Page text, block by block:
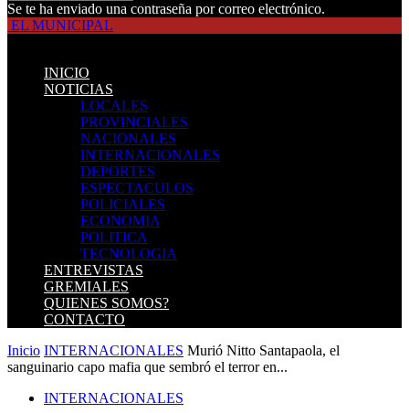
Se te ha enviado una contraseña por correo electrónico.
EL MUNICIPAL
INICIO
NOTICIAS
LOCALES
PROVINCIALES
NACIONALES
INTERNACIONALES
DEPORTES
ESPECTACULOS
POLICIALES
ECONOMIA
POLITICA
TECNOLOGIA
ENTREVISTAS
GREMIALES
QUIENES SOMOS?
CONTACTO
Inicio INTERNACIONALES Murió Nitto Santapaola, el
sanguinario capo mafia que sembró el terror en...
INTERNACIONALES